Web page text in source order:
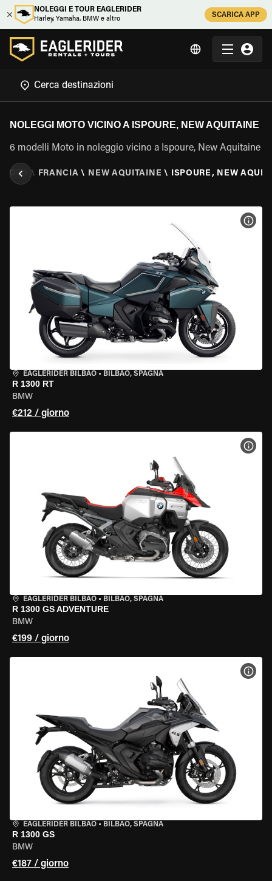
NOLEGGI E TOUR EAGLERIDER
Harley, Yamaha, BMW e altro
SCARICA APP
NOLEGGI MOTO VICINO A ISPOURE, NEW AQUITAINE
6 modelli Moto in noleggio vicino a Ispoure, New Aquitaine
\ FRANCIA \ NEW AQUITAINE \ ISPOURE, NEW
EAGLERIDER BILBAO • BILBAO, SPAGNA
R 1300 RT
BMW
€212 / giorno
EAGLERIDER BILBAO • BILBAO, SPAGNA
R 1300 GS ADVENTURE
BMW
€199 / giorno
EAGLERIDER BILBAO • BILBAO, SPAGNA
R 1300 GS
BMW
€187 / giorno